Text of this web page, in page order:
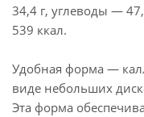
34,4 г, углеводы —
539 ккал.
Удобная форма —
виде небольших
Эта форма